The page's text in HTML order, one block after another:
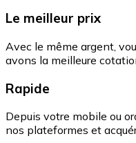
Le meilleur prix
Avec le même argent,
avons la meilleure
Rapide
Depuis votre mobile ou
nos plateformes et